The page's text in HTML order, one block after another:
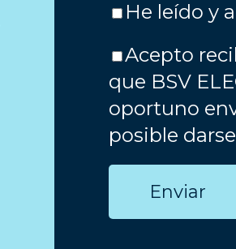
He leído y
Acepto
que BSV
oportuno
posible